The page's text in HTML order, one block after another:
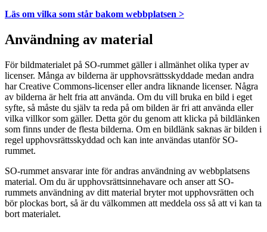
Läs om vilka som står bakom webbplatsen >
Användning av material
För bildmaterialet på SO-rummet gäller i allmänhet olika typer av
licenser. Många av bilderna är upphovsrättsskyddade medan andra
har Creative Commons-licenser eller andra liknande licenser. Några
av bilderna är helt fria att använda. Om du vill bruka en bild i eget
syfte, så måste du själv ta reda på om bilden är fri att använda eller
vilka villkor som gäller. Detta gör du genom att klicka på bildlänken
som finns under de flesta bilderna. Om en bildlänk saknas är bilden i
regel upphovsrättsskyddad och kan inte användas utanför SO-
rummet.
SO-rummet ansvarar inte för andras användning av webbplatsens
material. Om du är upphovsrättsinnehavare och anser att SO-
rummets användning av ditt material bryter mot upphovsrätten och
bör plockas bort, så är du välkommen att meddela oss så att vi kan ta
bort materialet.